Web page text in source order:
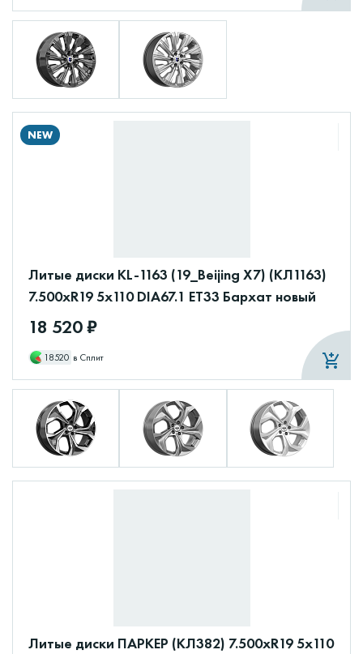
NEW
Литые диски KL-1163 (19_Beijing X7) (КЛ1163)
7.500xR19 5x110 DIA67.1 ET33 Бархат новый
18 520 ₽
18520 в Сплит
Литые диски ПАРКЕР (КЛ382) 7.500xR19 5x110